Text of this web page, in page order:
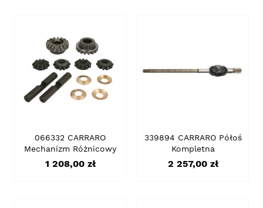
066332 CARRARO
Mechanizm Różnicowy
Cena
1 208,00 zł
339894 CARRARO Półoś
Kompletna
Cena
2 257,00 zł